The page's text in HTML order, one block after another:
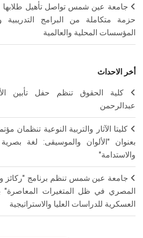
جامعة عين شمس تواصل تأهيل
حزمة متكاملة من البرامج
المؤسسات المحلية والعالمية
أخر الاحداث
كلية الحقوق تنظم حفل تأبين
عبدالرحمن
كليتا الآثار والتربية النوعية تنظمان
بعنوان "الألوان والموسيقى: لغة
والاستدامة"
جامعة عين شمس تنظم برنامج "ركائز
المصري في ظل المتغيرات المعاصرة"
العسكرية للدراسات العليا والاستراتيجية